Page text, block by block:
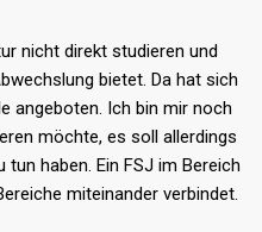
nicht direkt studieren und
bietet. Da hat sich
angeboten. Ich bin mir noch
möchte, es soll allerdings
haben. Ein FSJ im Bereich
miteinander verbindet.